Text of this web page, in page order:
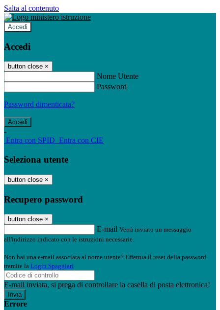
Salta al contenuto
Accedi
Accedi
button close ×
Nome Utente
Password
Password dimenticata?
-
Entra con SPID Entra con CIE
Seleziona utente
button close ×
Recupero password
button close ×
E-mail Verrà inviato un messaggio
all'indirizzo indicato con le istruzioni necessarie.
Non hai una e-mail associata al nome utente? Effettua il reset della password
tramite la Login Spaggiari
E-mail inviata, si prega di controllare la casella di posta elettronica!
Errore